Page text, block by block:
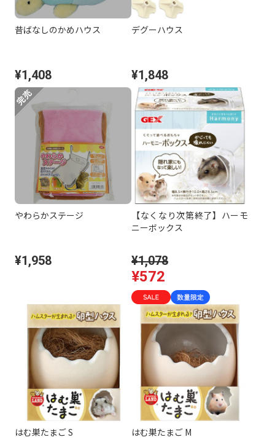
昔ばなしのかめハウス
¥1,408
デグーハウス
¥1,848
やわらかステージ
¥1,958
【なくなり次第終了】ハーモ
ニーボックス
¥1,078
¥572
はむ巣たまご S はむ巣たまご M